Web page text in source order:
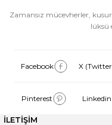
Zamansız mücevherler,
lüksü
Facebook X
Pinterest Linkedin
İLETİŞİM